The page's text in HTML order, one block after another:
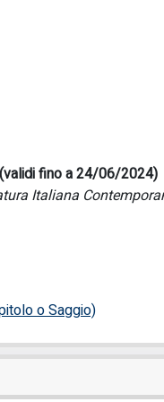
fino a 24/06/2024)
Italiana
o Saggio)